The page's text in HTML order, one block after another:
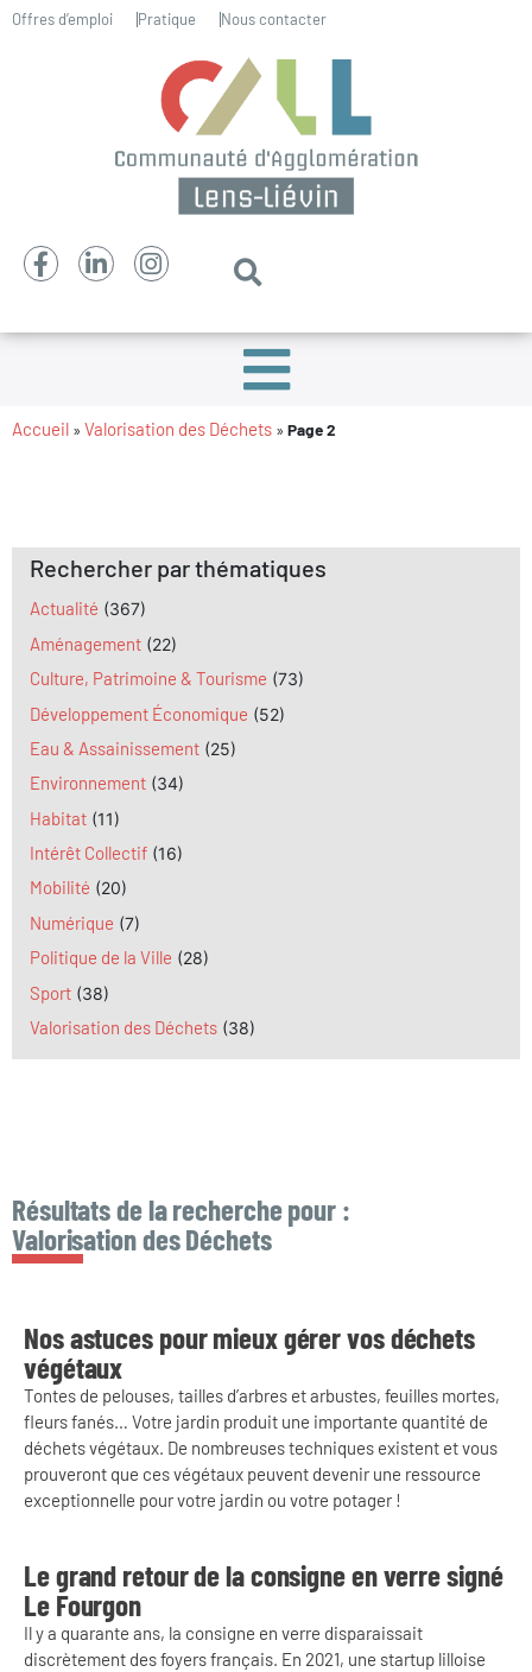
Offres d’emploi Pratique Nous contacter
Accueil » Valorisation des Déchets » Page 2
Rechercher par thématiques
Actualité (367)
Aménagement (22)
Culture, Patrimoine & Tourisme (73)
Développement Économique (52)
Eau & Assainissement (25)
Environnement (34)
Habitat (11)
Intérêt Collectif (16)
Mobilité (20)
Numérique (7)
Politique de la Ville (28)
Sport (38)
Valorisation des Déchets (38)
Résultats de la recherche pour :
Valorisation des Déchets
Nos astuces pour mieux gérer vos déchets
végétaux
Tontes de pelouses, tailles d’arbres et arbustes, feuilles mortes,
fleurs fanés… Votre jardin produit une importante quantité de
déchets végétaux. De nombreuses techniques existent et vous
prouveront que ces végétaux peuvent devenir une ressource
exceptionnelle pour votre jardin ou votre potager !
Le grand retour de la consigne en verre signé
Le Fourgon
Il y a quarante ans, la consigne en verre disparaissait
discrètement des foyers français. En 2021, une startup lilloise